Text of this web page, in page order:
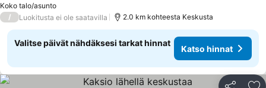
Koko talo/asunto
/ Luokitusta ei ole saatavilla 2.0 km kohteesta Keskusta
Valitse päivät nähdäksesi tarkat hinnat
Katso hinnat